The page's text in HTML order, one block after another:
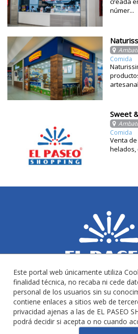
númer...
Comida
Sweet
Comida
Venta
helados,
Copyright 2014-2023 Todos los derechos
Este portal web únicamente utiliza
finalidad técnica, no recaba ni cede
personal de los usuarios sin su
contiene enlaces a sitios web de
privacidad ajenas a las de EL PASEO
podrá decidir si acepta o no cuando